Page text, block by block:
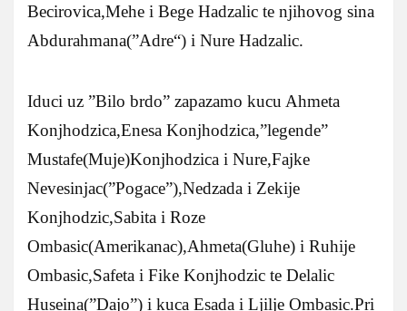
Becirovica,Mehe i Bege Hadzalic te njihovog sina
Abdurahmana(”Adre“) i Nure Hadzalic.
Iduci uz ”Bilo brdo” zapazamo kucu Ahmeta
Konjhodzica,Enesa Konjhodzica,”legende”
Mustafe(Muje)Konjhodzica i Nure,Fajke
Nevesinjac(”Pogace”),Nedzada i Zekije
Konjhodzic,Sabita i Roze
Ombasic(Amerikanac),Ahmeta(Gluhe) i Ruhije
Ombasic,Safeta i Fike Konjhodzic te Delalic
Huseina(”Dajo”) i kuca Esada i Ljilje Ombasic.Pri